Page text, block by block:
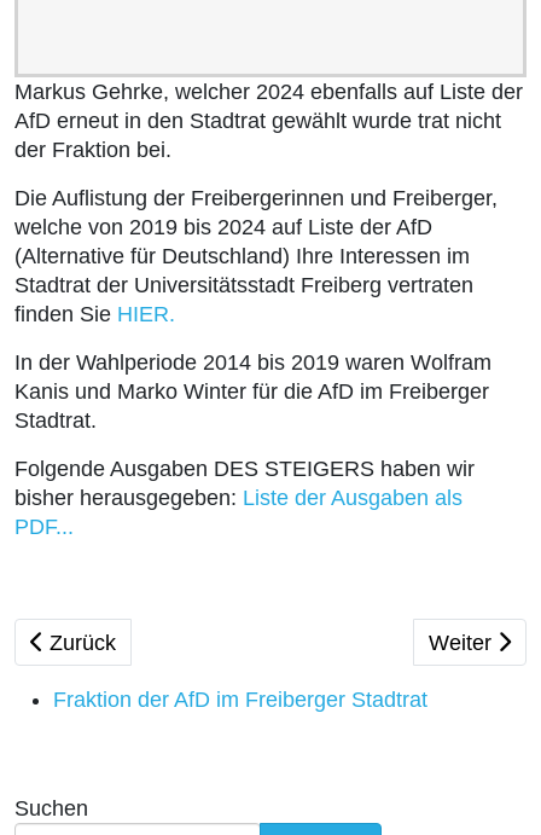
Markus Gehrke, welcher 2024 ebenfalls auf Liste der
AfD erneut in den Stadtrat gewählt wurde trat nicht
der Fraktion bei.
Die Auflistung der Freibergerinnen und Freiberger,
welche von 2019 bis 2024 auf Liste der AfD
(Alternative für Deutschland) Ihre Interessen im
Stadtrat der Universitätsstadt Freiberg vertraten
finden Sie HIER.
In der Wahlperiode 2014 bis 2019 waren Wolfram
Kanis und Marko Winter für die AfD im Freiberger
Stadtrat.
Folgende Ausgaben DES STEIGERS haben wir
bisher herausgegeben: Liste der Ausgaben als
PDF...
Vorheriger Beitrag: Persönliche Erklärung von Tina
Zurück Nächster
Weiter
Fraktion der AfD im Freiberger Stadtrat
Suchen